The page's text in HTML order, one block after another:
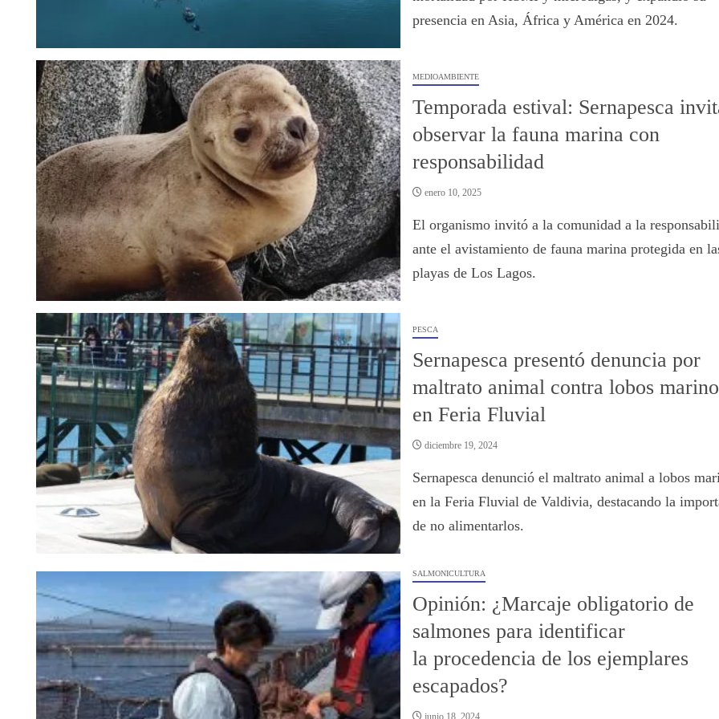
presencia en Asia, África y América en 2024.
MEDIOAMBIENTE
Temporada estival: Sernapesca
observar la fauna marina con
responsabilidad
enero 10, 2025
El organismo invitó a la comunidad a la
ante el avistamiento de fauna marina protegida en
playas de Los Lagos.
PESCA
Sernapesca presentó denuncia por
maltrato animal contra lobos
en Feria Fluvial
diciembre 19, 2024
Sernapesca denunció el maltrato animal a lobos
en la Feria Fluvial de Valdivia, destacando la
de no alimentarlos.
SALMONICULTURA
Opinión: ¿Marcaje obligatorio de
salmones para identificar
la procedencia de los ejemplares
escapados?
junio 18, 2024